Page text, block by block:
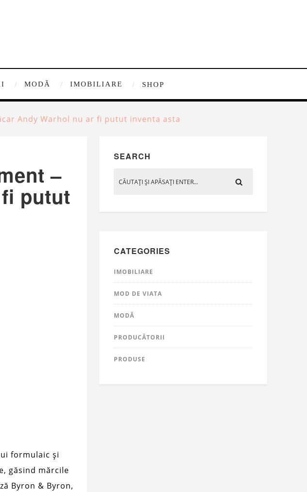
MODĂ IMOBILIARE SHOP
Andy Warhol nu ar fi putut inventa asta
–
putut
formulaic și
găsind mărcile
Byron & Byron,
SEARCH
CATEGORIES
IMOBILIARE
MOD DE VIATA
MODĂ
PRODUCĂTORII
PRODUSE